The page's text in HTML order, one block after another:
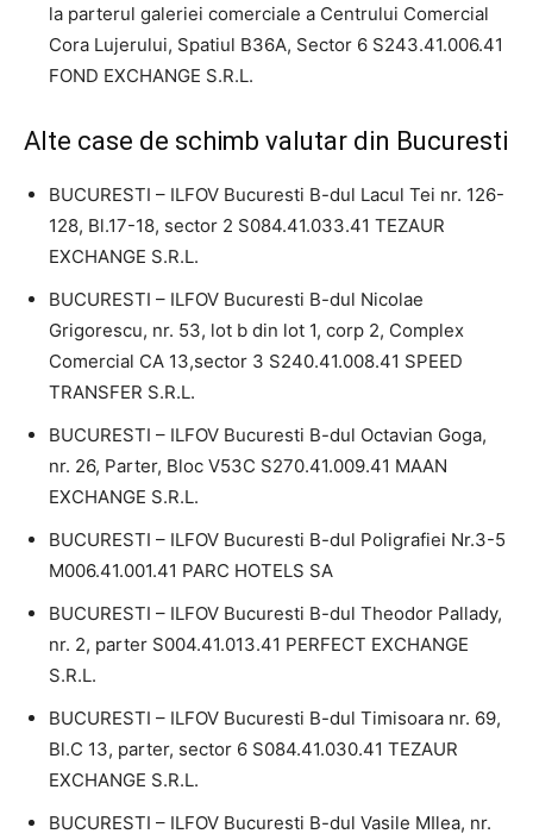
la parterul galeriei comerciale a Centrului Comercial
Cora Lujerului, Spatiul B36A, Sector 6 S243.41.006.41
FOND EXCHANGE S.R.L.
Alte case de schimb valutar din Bucuresti
BUCURESTI – ILFOV Bucuresti B-dul Lacul Tei nr. 126-
128, Bl.17-18, sector 2 S084.41.033.41 TEZAUR
EXCHANGE S.R.L.
BUCURESTI – ILFOV Bucuresti B-dul Nicolae
Grigorescu, nr. 53, lot b din lot 1, corp 2, Complex
Comercial CA 13,sector 3 S240.41.008.41 SPEED
TRANSFER S.R.L.
BUCURESTI – ILFOV Bucuresti B-dul Octavian Goga,
nr. 26, Parter, Bloc V53C S270.41.009.41 MAAN
EXCHANGE S.R.L.
BUCURESTI – ILFOV Bucuresti B-dul Poligrafiei Nr.3-5
M006.41.001.41 PARC HOTELS SA
BUCURESTI – ILFOV Bucuresti B-dul Theodor Pallady,
nr. 2, parter S004.41.013.41 PERFECT EXCHANGE
S.R.L.
BUCURESTI – ILFOV Bucuresti B-dul Timisoara nr. 69,
Bl.C 13, parter, sector 6 S084.41.030.41 TEZAUR
EXCHANGE S.R.L.
BUCURESTI – ILFOV Bucuresti B-dul Vasile MIlea, nr.